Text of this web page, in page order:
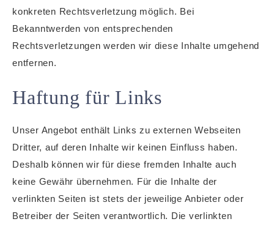
konkreten Rechtsverletzung möglich. Bei
Bekanntwerden von entsprechenden
Rechtsverletzungen werden wir diese Inhalte umgehend
entfernen.
Haftung für Links
Unser Angebot enthält Links zu externen Webseiten
Dritter, auf deren Inhalte wir keinen Einfluss haben.
Deshalb können wir für diese fremden Inhalte auch
keine Gewähr übernehmen. Für die Inhalte der
verlinkten Seiten ist stets der jeweilige Anbieter oder
Betreiber der Seiten verantwortlich. Die verlinkten